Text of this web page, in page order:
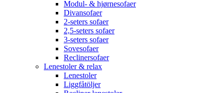
Modul- & hjørnesofaer
Divansofaer
2-seters sofaer
2,5-seters sofaer
3-seters sofaer
Sovesofaer
Reclinersofaer
Lenestoler & relax
Lenestoler
Liggfåtöljer